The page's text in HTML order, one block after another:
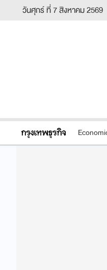
วันศุกร์ ที่ 7 สิงหาคม 2569